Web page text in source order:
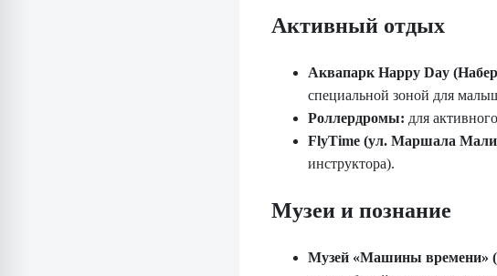
Активный отдых
Аквапарк Happy Day
специальной зоной для
Роллердромы: для
FlyTime (ул. Маршала
инструктора).
Музеи и познание
Музей «Машины времени»